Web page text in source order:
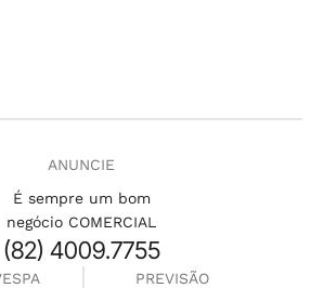
ANUNCIE
É sempre um bom
negócio COMERCIAL
(82) 4009.7755
PREVISÃO